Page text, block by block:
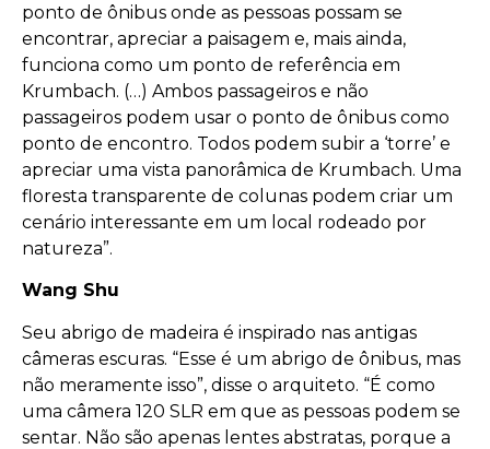
ponto de ônibus onde as pessoas possam se
encontrar, apreciar a paisagem e, mais ainda,
funciona como um ponto de referência em
Krumbach. (…) Ambos passageiros e não
passageiros podem usar o ponto de ônibus como
ponto de encontro. Todos podem subir a ‘torre’ e
apreciar uma vista panorâmica de Krumbach. Uma
floresta transparente de colunas podem criar um
cenário interessante em um local rodeado por
natureza”.
Wang Shu
Seu abrigo de madeira é inspirado nas antigas
câmeras escuras. “Esse é um abrigo de ônibus, mas
não meramente isso”, disse o arquiteto. “É como
uma câmera 120 SLR em que as pessoas podem se
sentar. Não são apenas lentes abstratas, porque a